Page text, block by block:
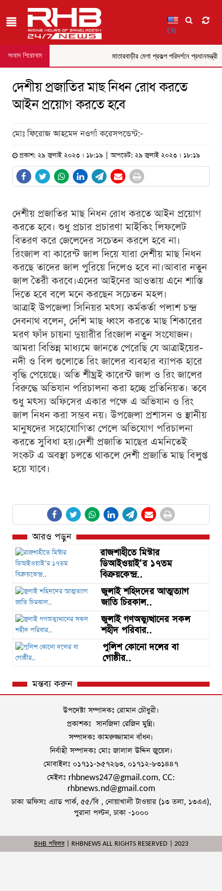
EN
সংবাদ শিরোনাম মাতারবাড়ীর মেগা প্রকল্প পরিদর্শনে প্রধানমন্ত্রী
দেশীয় প্রজাতির মাছ নিধন রোধ করতে
আইন প্রয়োগ করতে হবে
মোঃ ফিরোজ আহমেদ নওগাঁ করেসপন্ডেন্ট:-
প্রকাশ: ২৯ জুলাই ২০২৩ । ১৮:১৯ | আপডেট: ২৯ জুলাই ২০২৩ । ১৮:১৯
দেশীয় প্রজাতির মাছ নিধন রোধ করতে আইন প্রয়োগ
করতে হবে। শুধু প্রচার প্রচারণা মাইকিং লিফলেট
বিতরণ করে জেলেদের সচেতন করলে হবে না।
রিংজাল বা কারেন্ট জাল দিয়ে যারা দেশীয় মাছ নিধন
করছে তাদের জাল পুরিয়ে দিলেও হবে না।আবার নতুন
জাল তৈরী করবে।এদের আইনের আওতায় এনে শাস্তি
দিতে হবে বলে মনে করছেন সচেতন মহল।
আত্রাই উপজেলা সিনিয়র মৎস্য কর্মকর্তা পলাশ চন্দ্র
দেবনাথ বলেন, দেশি মাছ ধ্বংস করতে মাছ শিকারের
মরণ ফাঁদ চায়না দুয়ারীর রিংজাল নতুন সংযোজন।
আমরা বিভিন্ন মাধ্যমে জানতে পেরেছি যে আত্রাইয়ের-
নদী ও বিল গুলোতে রিং জালের ব্যবহার ব্যাপক হারে
বৃদ্ধি পেয়েছে। অতি শীঘ্রই কারেন্ট জাল ও রিং জালের
বিরুদ্ধে অভিযান পরিচালনা করা হচ্ছে প্রতিনিয়ত। তবে
শুধু মৎস্য অফিসের একার পক্ষে এ অভিযান ও রিং
জাল নিধন করা সম্ভব নয়। উপজেলা প্রশাসন ও স্থানীয়
মানুষদের সহোযোগিতা পেলে অভিযোগ পরিচালনা
করতে সুবিধা হয়।দেশী প্রজাতি মাছের এমনিতেই
সংকট এ অবস্থা চলতে থাকলে দেশী প্রজাতি মাছ বিলুপ্ত
হয়ে যাবে।
আরও পড়ুন
রাজশাহীতে মিস্টার
ডিআইওয়াই’র ১৭তম
বিক্রয়কেন্দ্র..
জুলাই শহিদদের আত্মত্যাগ
জাতি চিরকাল..
জুলাই গণঅভ্যুত্থানের সকল
শহীদ পরিবার..
পুলিশ কোনো দলের বা
গোষ্ঠীর..
মন্তব্য করুন
উপদেষ্টা সম্পাদকঃ রোমান চৌধুরী।
প্রকাশকঃ সানজিদা রেজিন মুন্নি।
সম্পাদকঃ কামরুজ্জামান বাঁধন।
নির্বাহী সম্পাদকঃ মোঃ জালাল উদ্দিন জুয়েল।
মোবাইলঃ ০১৭১১-৯৫৭২৬৩, ০১৭১২-৮৩১৪৪৭
মেইলঃ rhbnews247@gmail.com, CC:
rhbnews.nd@gmail.com
ঢাকা অফিসঃ এ্যাড পার্ক, ৫৫/বি , নোয়াখালী টাওয়ার (১৩ তলা, ১৩এএ),
পুরানা পল্টন, ঢাকা -১০০০
RHB পরিবার| RHBNEWS ALL RIGHTS RESERVED | 2023